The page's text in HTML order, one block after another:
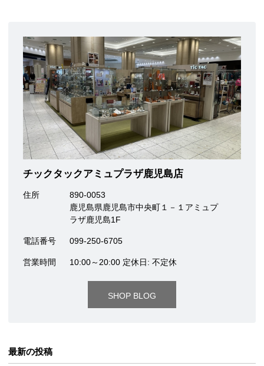
チックタックアミュプラザ鹿児島店
住所
890-0053
鹿児島県鹿児島市中央町１－１アミュプ
ラザ鹿児島1F
電話番号 099-250-6705
営業時間 10:00～20:00 定休日: 不定休
SHOP BLOG
最新の投稿